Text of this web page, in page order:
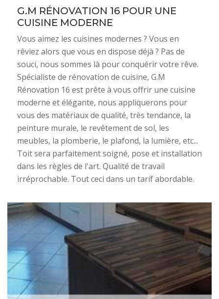
G.M RÉNOVATION 16 POUR UNE
CUISINE MODERNE
Vous aimez les cuisines modernes ? Vous en
rêviez alors que vous en dispose déjà ? Pas de
souci, nous sommes là pour conquérir votre rêve.
Spécialiste de rénovation de cuisine, G.M
Rénovation 16 est prête à vous offrir une cuisine
moderne et élégante, nous appliquerons pour
vous des matériaux de qualité, très tendance, la
peinture murale, le revêtement de sol, les
meubles, la plomberie, le plafond, la lumière, etc...
Toit sera parfaitement soigné, pose et installation
dans les règles de l'art. Qualité de travail
irréprochable. Tout ceci dans un tarif abordable.